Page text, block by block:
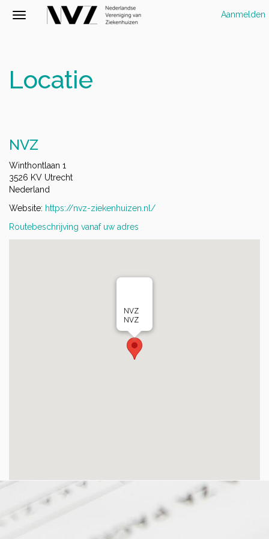
Aanmelden
Locatie
NVZ
Winthontlaan 1
3526 KV Utrecht
Nederland
Website: https://nvz-ziekenhuizen.nl/
Routebeschrijving vanaf uw adres
NVZ
NVZ